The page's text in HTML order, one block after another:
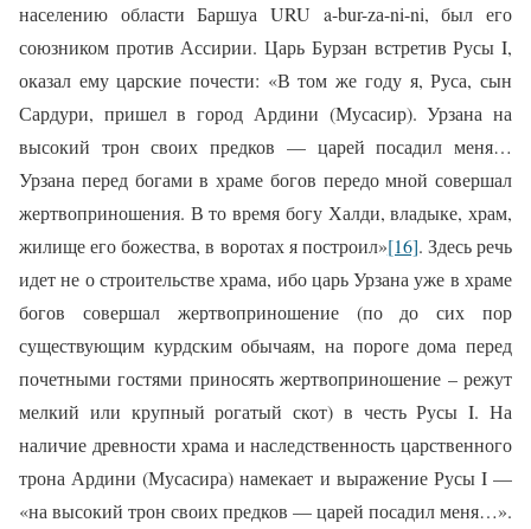
населению области Баршуа URU a-bur-zа-ni-ni, был его
союзником против Ассирии. Царь Бурзан встретив Русы I,
оказал ему царские почести: «В том же году я, Руса, сын
Сардури, пришел в город Ардини (Мусасир). Урзана на
высокий трон своих предков — царей посадил меня…
Урзана перед богами в храме богов передо мной совершал
жертвоприношения. В то время богу Халди, владыке, храм,
жилище его божества, в воротах я построил»[16]. Здесь речь
идет не о строительстве храма, ибо царь Урзана уже в храме
богов совершал жертвоприношение (по до сих пор
существующим курдским обычаям, на пороге дома перед
почетными гостями приносять жертвоприношение – режут
мелкий или крупный рогатый скот) в честь Русы I. На
наличие древности храма и наследственность царственного
трона Ардини (Мусасира) намекает и выражение Русы I —
«на высокий трон своих предков — царей посадил меня…».